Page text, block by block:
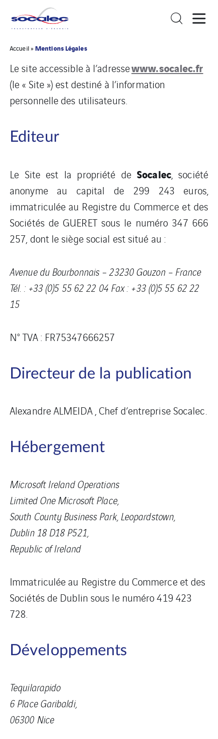
Accueil» Mentions Légales
Le site accessible à l’adressewww.socalec.fr
(le « Site ») est destiné à l’information
personnelle des utilisateurs.
Editeur
Le Site est la propriété deSocalec, société
anonyme au capital de 299 243 euros,
immatriculée au Registre du Commerce et des
Sociétés de GUERET sous le numéro 347 666
257, dont le siège social est situé au :
Avenue du Bourbonnais – 23230 Gouzon – France
Tél. : +33 (0)5 55 62 22 04 Fax : +33 (0)5 55 62 22
15
N° TVA : FR75347666257
Directeur de la publication
Alexandre ALMEIDA , Chef d’entreprise Socalec.
Hébergement
Microsoft Ireland Operations
Limited One Microsoft Place,
South County Business Park, Leopardstown,
Dublin 18 D18 P521,
Republic of Ireland
Immatriculée au Registre du Commerce et des
Sociétés de Dublin sous le numéro 419 423
728.
Développements
Tequilarapido
6 Place Garibaldi,
06300 Nice